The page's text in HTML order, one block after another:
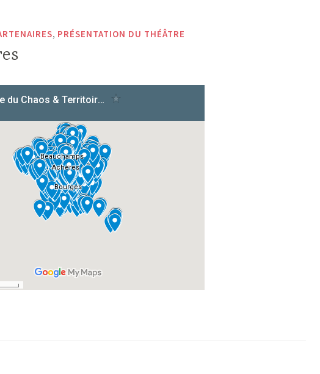
, PRÉSENTATION DU THÉÂTRE